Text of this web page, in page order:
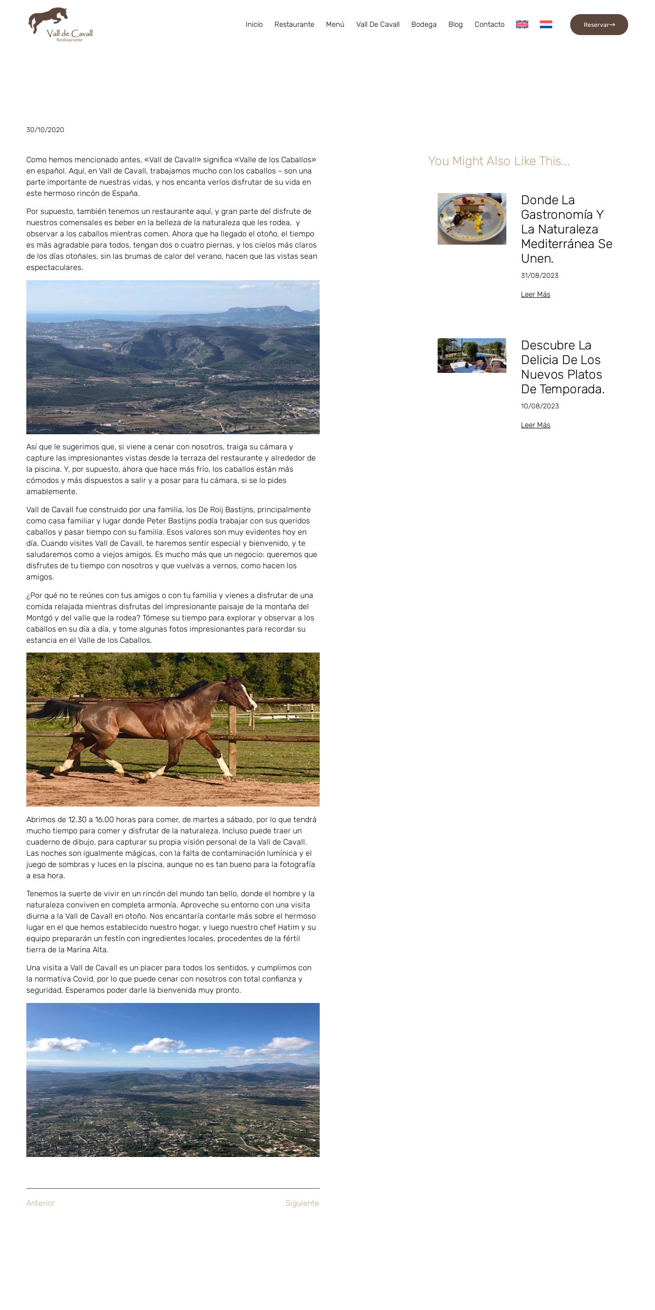
Inicio Restaurante Menú Vall De Cavall Bodega Blog Contacto Reservar
30/10/2020
Como hemos mencionado antes, «Vall de Cavall» significa «Valle de los Caballos»
en español. Aquí, en Vall de Cavall, trabajamos mucho con los caballos – son una
parte importante de nuestras vidas, y nos encanta verlos disfrutar de su vida en
este hermoso rincón de España.
Por supuesto, también tenemos un restaurante aquí, y gran parte del disfrute de
nuestros comensales es beber en la belleza de la naturaleza que les rodea, y
observar a los caballos mientras comen. Ahora que ha llegado el otoño, el tiempo
es más agradable para todos, tengan dos o cuatro piernas, y los cielos más claros
de los días otoñales, sin las brumas de calor del verano, hacen que las vistas sean
espectaculares.
Así que le sugerimos que, si viene a cenar con nosotros, traiga su cámara y
capture las impresionantes vistas desde la terraza del restaurante y alrededor de
la piscina. Y, por supuesto, ahora que hace más frío, los caballos están más
cómodos y más dispuestos a salir y a posar para tu cámara, si se lo pides
amablemente.
Vall de Cavall fue construido por una familia, los De Roij Bastijns, principalmente
como casa familiar y lugar donde Peter Bastijns podía trabajar con sus queridos
caballos y pasar tiempo con su familia. Esos valores son muy evidentes hoy en
día. Cuando visites Vall de Cavall, te haremos sentir especial y bienvenido, y te
saludaremos como a viejos amigos. Es mucho más que un negocio: queremos que
disfrutes de tu tiempo con nosotros y que vuelvas a vernos, como hacen los
amigos.
¿Por qué no te reúnes con tus amigos o con tu familia y vienes a disfrutar de una
comida relajada mientras disfrutas del impresionante paisaje de la montaña del
Montgó y del valle que la rodea? Tómese su tiempo para explorar y observar a los
caballos en su día a día, y tome algunas fotos impresionantes para recordar su
estancia en el Valle de los Caballos.
Abrimos de 12.30 a 16.00 horas para comer, de martes a sábado, por lo que tendrá
mucho tiempo para comer y disfrutar de la naturaleza. Incluso puede traer un
cuaderno de dibujo, para capturar su propia visión personal de la Vall de Cavall.
Las noches son igualmente mágicas, con la falta de contaminación lumínica y el
juego de sombras y luces en la piscina, aunque no es tan bueno para la fotografía
a esa hora.
Tenemos la suerte de vivir en un rincón del mundo tan bello, donde el hombre y la
naturaleza conviven en completa armonía. Aproveche su entorno con una visita
diurna a la Vall de Cavall en otoño. Nos encantaría contarle más sobre el hermoso
lugar en el que hemos establecido nuestro hogar, y luego nuestro chef Hatim y su
equipo prepararán un festín con ingredientes locales, procedentes de la fértil
tierra de la Marina Alta.
Una visita a Vall de Cavall es un placer para todos los sentidos, y cumplimos con
la normativa Covid, por lo que puede cenar con nosotros con total confianza y
seguridad. Esperamos poder darle la bienvenida muy pronto.
Anterior Siguiente
You Might Also Like This...
Donde La
Gastronomía Y
La Naturaleza
Mediterránea Se
Unen⁣.
31/08/2023
Leer Más
Descubre La
Delicia De Los
Nuevos Platos
De Temporada.⁣
10/08/2023
Leer Más